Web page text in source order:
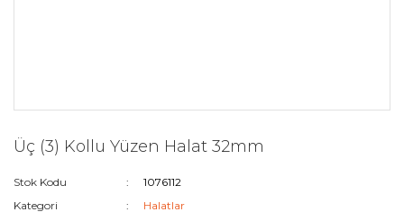
Üç (3) Kollu Yüzen Halat 32mm
Stok Kodu
1076112
Kategori
Halatlar